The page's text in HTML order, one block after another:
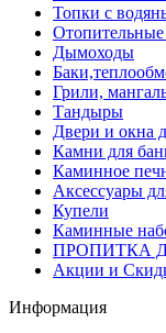
Топки с
Отопительные
Дымоходы
Грили,
Тандыры
Двери и окна
Камни для
Каминное
Аксессуары
Купели
Каминные
ПРОПИТКА
Акции и
Информация